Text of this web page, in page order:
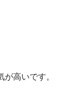
高いです。